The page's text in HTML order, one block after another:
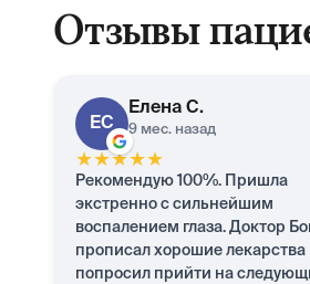
Отзывы
ЕС
Елена С.
9 мес. назад
★★★★★
Рекомендую 100%. Пришла
экстренно с сильнейшим
воспалением глаза. Доктор
прописал хорошие лекарства
попросил прийти на